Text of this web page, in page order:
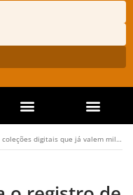
digitais que já valem milhões de dólares